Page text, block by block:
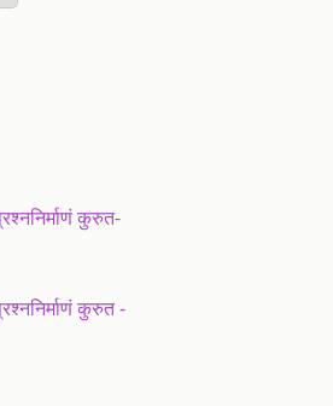
कुरुत-
कुरुत -